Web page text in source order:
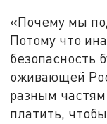
«Почему мы
Потому что
безопасность
оживающей
разным
платить,